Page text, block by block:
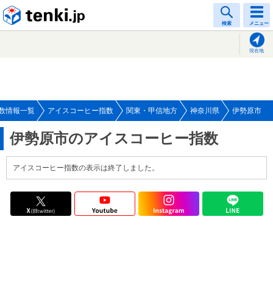
検索 メニュー
現在地
情報一覧 アイスコーヒー指数 関東・甲信地方 神奈川県 伊勢原市
伊勢原市のアイスコーヒー指数
アイスコーヒー指数の表示は終了しました。